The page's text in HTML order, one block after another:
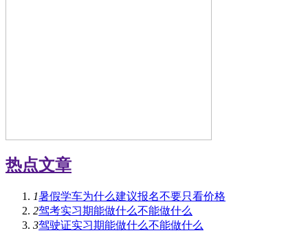
热点文章
1暑假学车为什么建议报名不要只看价格
2驾考实习期能做什么不能做什么
3驾驶证实习期能做什么不能做什么